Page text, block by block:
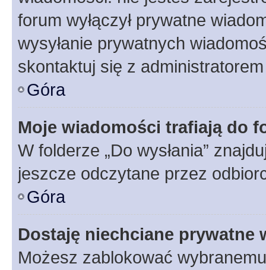
forum wyłączył prywatne
wysyłanie prywatnych
skontaktuj się z
Góra
Moje wiadomości trafiają do
W folderze „Do wysłania”
jeszcze odczytane przez
Góra
Dostaję niechciane prywatne
Możesz zablokować